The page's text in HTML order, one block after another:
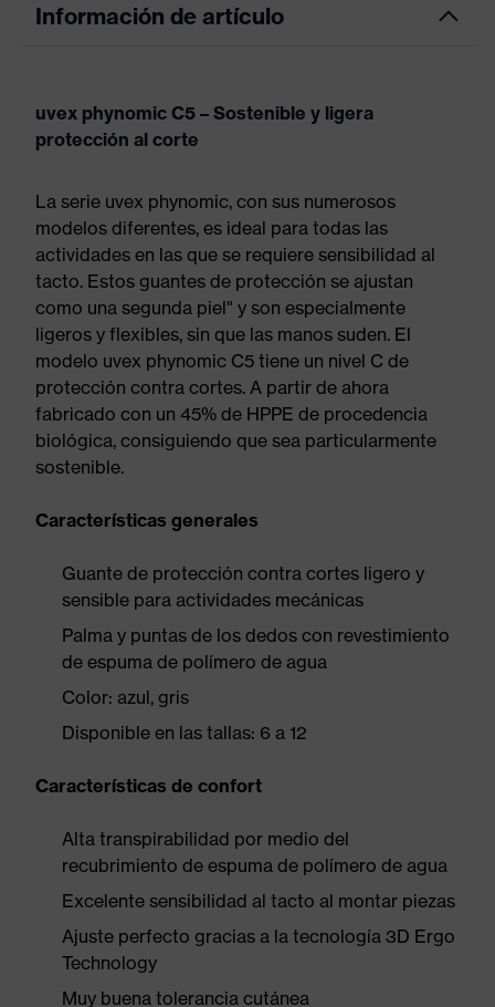
Información de artículo
uvex phynomic C5 – Sostenible y ligera
protección al corte
La serie uvex phynomic, con sus numerosos
modelos diferentes, es ideal para todas las
actividades en las que se requiere sensibilidad al
tacto. Estos guantes de protección se ajustan
como una segunda piel" y son especialmente
ligeros y flexibles, sin que las manos suden. El
modelo uvex phynomic C5 tiene un nivel C de
protección contra cortes. A partir de ahora
fabricado con un 45% de HPPE de procedencia
biológica, consiguiendo que sea particularmente
sostenible.
Características generales
Guante de protección contra cortes ligero y
sensible para actividades mecánicas
Palma y puntas de los dedos con revestimiento
de espuma de polímero de agua
Color: azul, gris
Disponible en las tallas: 6 a 12
Características de confort
Alta transpirabilidad por medio del
recubrimiento de espuma de polímero de agua
Excelente sensibilidad al tacto al montar piezas
Ajuste perfecto gracias a la tecnología 3D Ergo
Technology
Muy buena tolerancia cutánea